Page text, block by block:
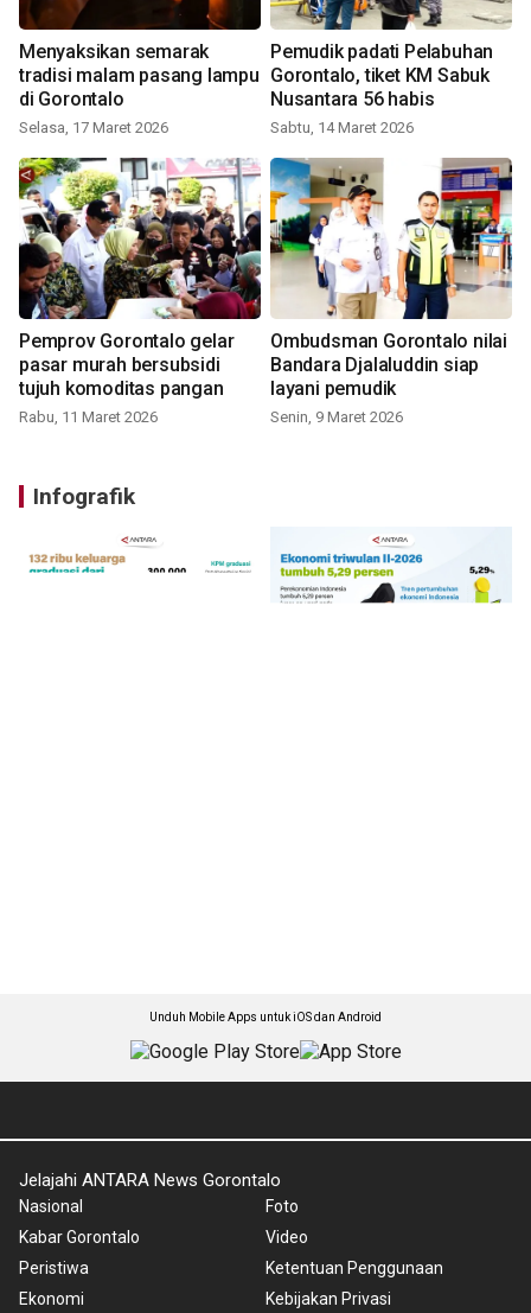
Menyaksikan semarak
tradisi malam pasang lampu
di Gorontalo
Selasa, 17 Maret 2026
Pemudik padati Pelabuhan
Gorontalo, tiket KM Sabuk
Nusantara 56 habis
Sabtu, 14 Maret 2026
Pemprov Gorontalo gelar
pasar murah bersubsidi
tujuh komoditas pangan
Rabu, 11 Maret 2026
Ombudsman Gorontalo nilai
Bandara Djalaluddin siap
layani pemudik
Senin, 9 Maret 2026
Infografik
Unduh Mobile Apps untuk iOS dan Android
Jelajahi ANTARA News Gorontalo
Nasional
Kabar Gorontalo
Peristiwa
Ekonomi
Foto
Video
Ketentuan Penggunaan
Kebijakan Privasi